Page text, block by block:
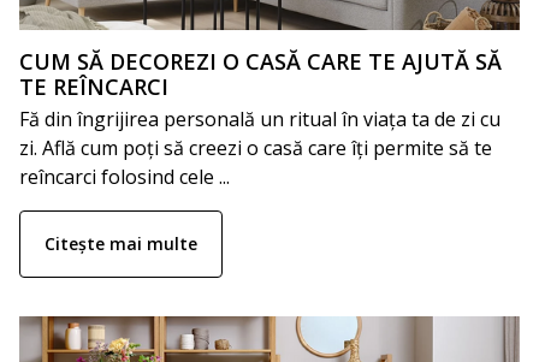
CUM SĂ DECOREZI O CASĂ CARE TE AJUTĂ SĂ
TE REÎNCARCI
Fă din îngrijirea personală un ritual în viața ta de zi cu
zi. Află cum poți să creezi o casă care îți permite să te
reîncarci folosind cele ...
Citește mai multe